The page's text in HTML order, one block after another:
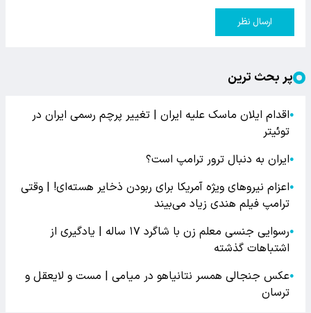
ارسال نظر
پر بحث ترین
●اقدام ایلان ماسک علیه ایران | تغییر پرچم رسمی ایران در
توئیتر
●ایران به دنبال ترور ترامپ است؟
●اعزام نیروهای ویژه آمریکا برای ربودن ذخایر هسته‌ای! | وقتی
ترامپ فیلم هندی زیاد می‌بیند
●
رسوایی جنسی معلم زن با شاگرد ۱۷ ساله | یادگیری از
اشتباهات گذشته
●عکس جنجالی همسر نتانیاهو در میامی | مست و لایعقل و
ترسان